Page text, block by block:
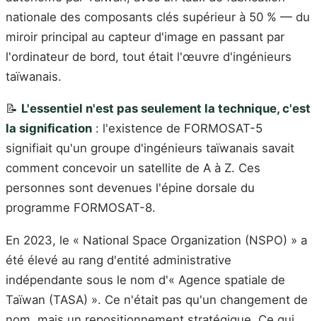
nationale des composants clés supérieur à 50 % — du
miroir principal au capteur d'image en passant par
l'ordinateur de bord, tout était l'œuvre d'ingénieurs
taïwanais.
📝 L'essentiel n'est pas seulement la technique, c'est
la signification : l'existence de FORMOSAT-5
signifiait qu'un groupe d'ingénieurs taïwanais savait
comment concevoir un satellite de A à Z. Ces
personnes sont devenues l'épine dorsale du
programme FORMOSAT-8.
En 2023, le « National Space Organization (NSPO) » a
été élevé au rang d'entité administrative
indépendante sous le nom d'« Agence spatiale de
Taïwan (TASA) ». Ce n'était pas qu'un changement de